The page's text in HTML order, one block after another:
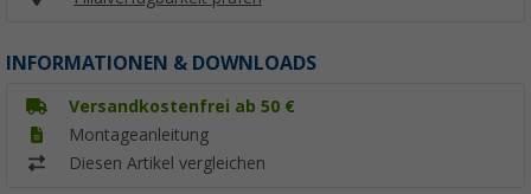
INFORMATIONEN & DOWNLOADS
Versandkostenfrei ab 50 €
Montageanleitung
Diesen Artikel vergleichen